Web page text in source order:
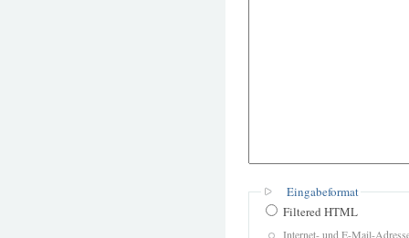
Eingabeformat
Filtered HTML
Internet- und E-Mail-